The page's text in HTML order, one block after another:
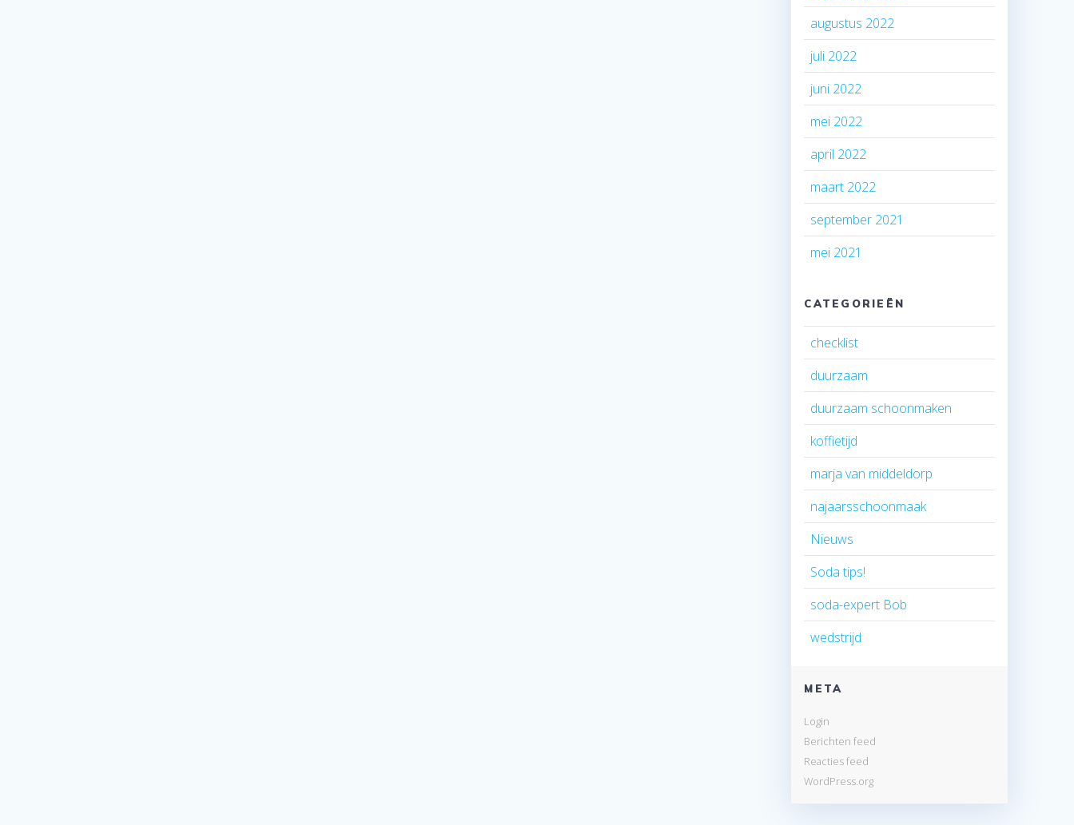
augustus 2022
juli 2022
juni 2022
mei 2022
april 2022
maart 2022
september 2021
mei 2021
CATEGORIEËN
checklist
duurzaam
duurzaam schoonmaken
koffietijd
marja van middeldorp
najaarsschoonmaak
Nieuws
Soda tips!
soda-expert Bob
wedstrijd
META
Login
Berichten feed
Reacties feed
WordPress.org